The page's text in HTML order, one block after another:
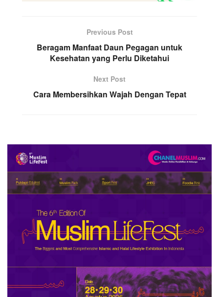
Previous Post
Beragam Manfaat Daun Pegagan untuk
Kesehatan yang Perlu Diketahui
Next Post
Cara Membersihkan Wajah Dengan Tepat